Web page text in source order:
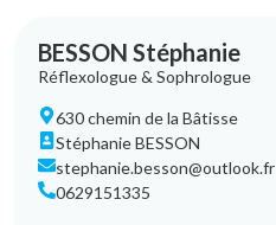
BESSON Stéphanie
Réflexologue & Sophrologue
630 chemin de la Bâtisse
Stéphanie BESSON
stephanie.besson@outlook.fr
0629151335